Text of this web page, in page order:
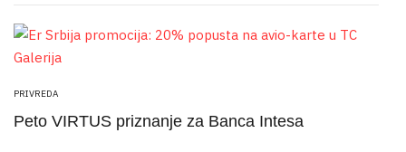
PRIVREDA
Peto VIRTUS priznanje za Banca Intesa